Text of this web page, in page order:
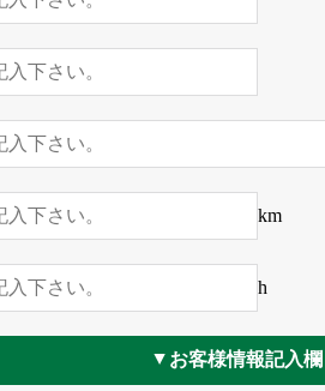
km
h
▲ お客様情報記入欄